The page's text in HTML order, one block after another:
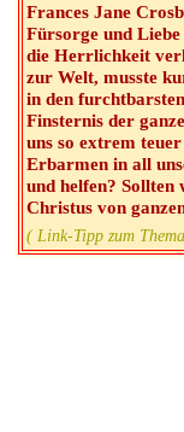
Frances Jane
Fürsorge und
die Herrlichkeit
zur Welt, musste
in den
Finsternis der
uns so extrem
Erbarmen in all
und helfen? Sollten
Christus von
( Link-Tipp zum